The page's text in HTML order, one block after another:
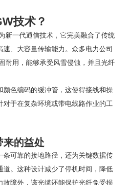
技术？
新一代通信技术，它完美融合了传统
、大容量传输能力。众多电力公司
耐用，能够承受风雪侵蚀，并且光纤
色编码的缓冲管，这使得接线和操
于在复杂环境或带电线路作业的工
来的益处
条可靠的接地路径，还为关键数据传
。这种设计减少了停机时间，降低
故障外，该光缆还能保护光纤免受损